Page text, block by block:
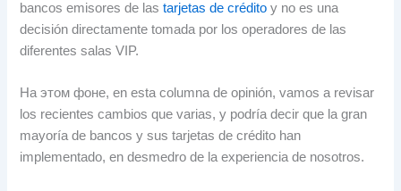
bancos emisores de las tarjetas de crédito y no es una
decisión directamente tomada por los operadores de las
diferentes salas VIP.
На этом фоне,en esta columna de opinión,vamos a revisar
los recientes cambios que varias,y podría decir que la gran
mayoría de bancos y sus tarjetas de crédito han
implementado,en desmedro de la experiencia de nosotros.